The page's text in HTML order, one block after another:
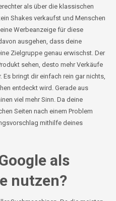
als über die klassischen
Shakes verkaufst und Menschen
Werbeanzeige für diese
ausgehen, dass deine
Zielgruppe genau erwischst. Der
sehen, desto mehr Verkäufe
bringt dir einfach rein gar nichts,
entdeckt wird. Gerade aus
viel mehr Sinn. Da deine
Seiten nach einem Problem
mithilfe deines
als
nutzen?